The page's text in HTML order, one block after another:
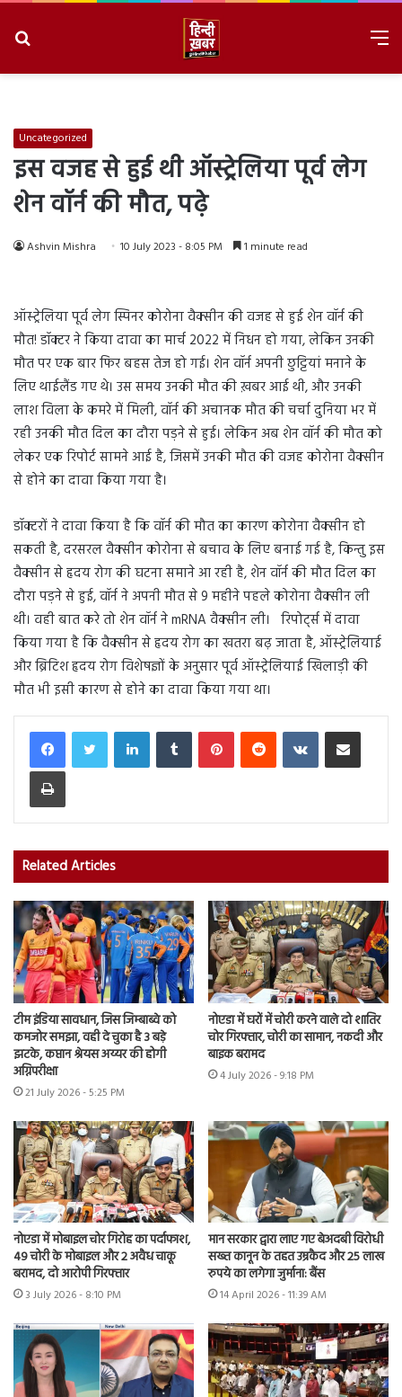
Uncategorized
इस वजह से हुई थी ऑस्ट्रेलिया पूर्व लेग
शेन वॉर्न की मौत, पढ़े
Ashvin Mishra 10 July 2023 - 8:05 PM 1 minute read
ऑस्ट्रेलिया पूर्व लेग स्पिनर कोरोना वैक्सीन की वजह से हुई शेन वॉर्न की
मौत! डॉक्टर ने किया दावा का मार्च 2022 में निधन हो गया, लेकिन उनकी
मौत पर एक बार फिर बहस तेज हो गई। शेन वॉर्न अपनी छुट्टियां मनाने के
लिए थाईलैंड गए थे। उस समय उनकी मौत की ख़बर आई थी, और उनकी
लाश विला के कमरे में मिली, वॉर्न की अचानक मौत की चर्चा दुनिया भर में
रही उनकी मौत दिल का दौरा पड़ने से हुई। लेकिन अब शेन वॉर्न की मौत को
लेकर एक रिपोर्ट सामने आई है, जिसमें उनकी मौत की वजह कोरोना वैक्सीन
से होने का दावा किया गया है।
डॉक्टरों ने दावा किया है कि वॉर्न की मौत का कारण कोरोना वैक्सीन हो
सकती है, दरसरल वैक्सीन कोरोना से बचाव के लिए बनाई गई है, किन्तु इस
वैक्सीन से हृदय रोग की घटना समाने आ रही है, शेन वॉर्न की मौत दिल का
दौरा पड़ने से हुई, वॉर्न ने अपनी मौत से 9 महीने पहले कोरोना वैक्सीन ली
थी। वही बात करे तो शेन वॉर्न ने mRNA वैक्सीन ली। रिपोर्ट्स में दावा
किया गया है कि वैक्सीन से हृदय रोग का खतरा बढ़ जाता है, ऑस्ट्रेलियाई
और ब्रिटिश हृदय रोग विशेषज्ञों के अनुसार पूर्व ऑस्ट्रेलियाई खिलाड़ी की
मौत भी इसी कारण से होने का दावा किया गया था।
LinkedInTumblr PinterestReddit VKontakteShare via Email
Print
Related Articles
टीम इंडिया सावधान, जिस जिम्बाब्वे को
कमजोर समझा, वही दे चुका है 3 बड़े
झटके, कप्तान श्रेयस अय्यर की होगी
अग्निपरीक्षा
21 July 2026 - 5:25 PM
नोएडा में घरों में चोरी करने वाले दो शातिर
चोर गिरफ्तार, चोरी का सामान, नकदी और
बाइक बरामद
4 July 2026 - 9:18 PM
नोएडा में मोबाइल चोर गिरोह का पर्दाफाश,
49 चोरी के मोबाइल और 2 अवैध चाकू
बरामद, दो आरोपी गिरफ्तार
3 July 2026 - 8:10 PM
मान सरकार द्वारा लाए गए बेअदबी विरोधी
सख्त कानून के तहत उम्रकैद और 25 लाख
रुपये का लगेगा जुर्माना: बैंस
14 April 2026 - 11:39 AM